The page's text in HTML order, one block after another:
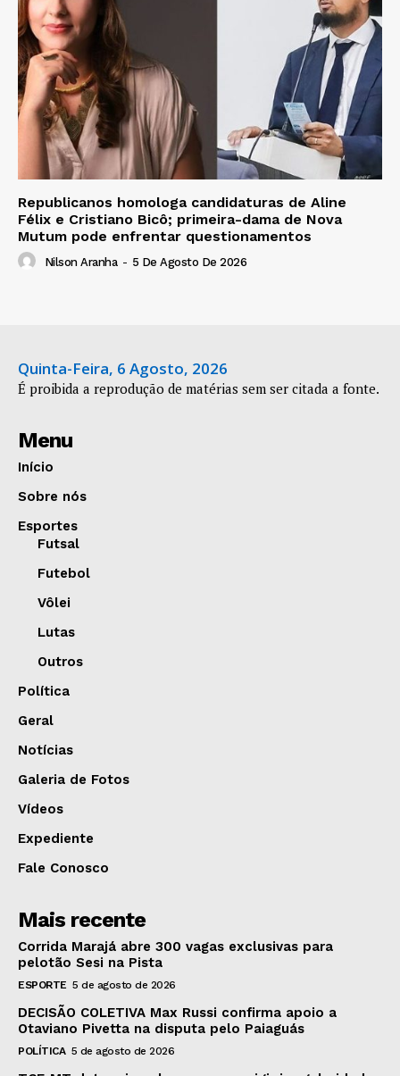
Republicanos homologa candidaturas de Aline
Félix e Cristiano Bicô; primeira-dama de Nova
Mutum pode enfrentar questionamentos
Nilson Aranha - 5 De Agosto De 2026
Quinta-Feira, 6 Agosto, 2026
É proibida a reprodução de matérias sem ser citada a fonte.
Menu
Início
Sobre nós
Esportes
Futsal
Futebol
Vôlei
Lutas
Outros
Política
Geral
Notícias
Galeria de Fotos
Vídeos
Expediente
Fale Conosco
Mais recente
Corrida Marajá abre 300 vagas exclusivas para
pelotão Sesi na Pista
ESPORTE 5 de agosto de 2026
DECISÃO COLETIVA Max Russi confirma apoio a
Otaviano Pivetta na disputa pelo Paiaguás
POLÍTICA 5 de agosto de 2026